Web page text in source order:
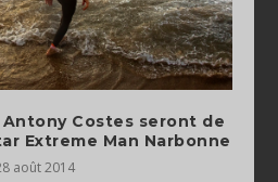
Costes seront de
Extreme Man Narbonne
août 2014